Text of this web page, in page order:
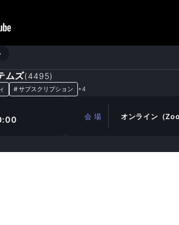
ムズ(4495)
#サブスクリプション +4
会 場 オンライン（